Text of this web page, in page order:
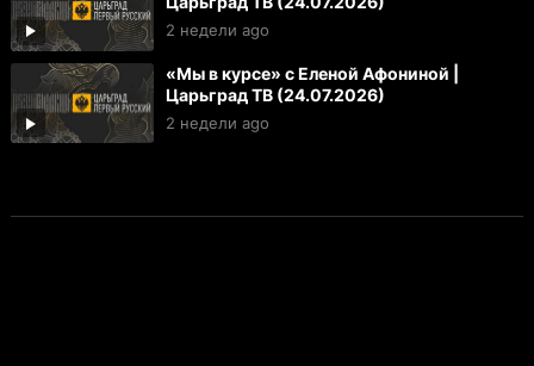
2 недели ago
«Мы в курсе» с Еленой Афониной |
Царьград ТВ (24.07.2026)
2 недели ago